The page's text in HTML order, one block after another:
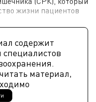
жизни пациентов
содержит
материал,